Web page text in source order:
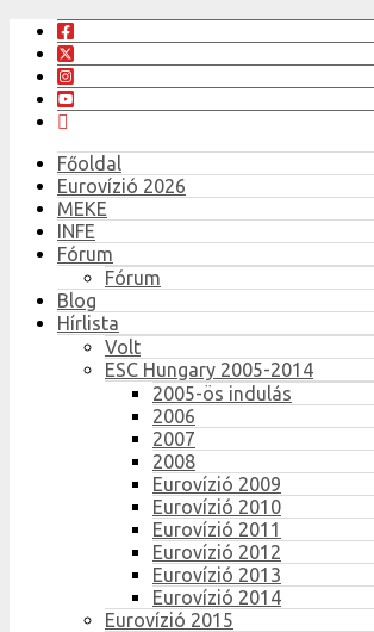
Főoldal
Eurovízió 2026
MEKE
INFE
Fórum
Fórum
Blog
Hírlista
Volt
ESC Hungary 2005-2014
2005-ös indulás
2006
2007
2008
Eurovízió 2009
Eurovízió 2010
Eurovízió 2011
Eurovízió 2012
Eurovízió 2013
Eurovízió 2014
Eurovízió 2015